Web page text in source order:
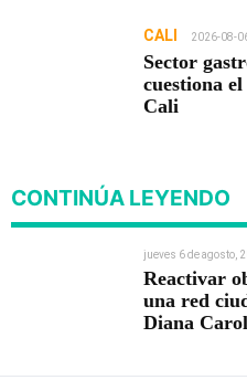
CALI 2026-08-
Sector
cuestiona
Cali
CONTINÚA LEYENDO
jueves 6 de agosto,
Reactivar
una red
Diana